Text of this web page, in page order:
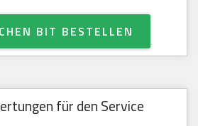
BIT BESTELLEN
für den Service